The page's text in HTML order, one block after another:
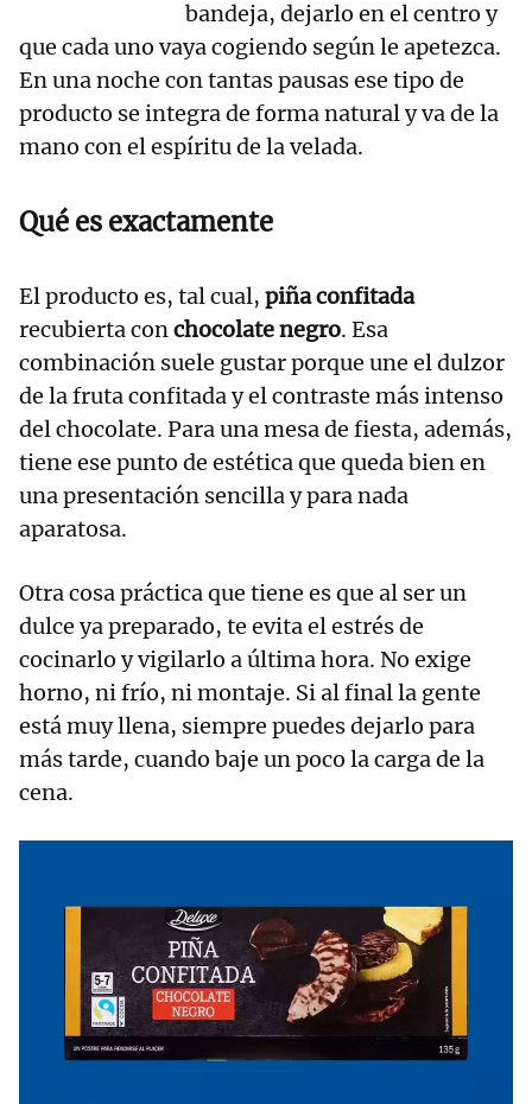
bandeja, dejarlo en el centro y
que cada uno vaya cogiendo según le apetezca.
En una noche con tantas pausas ese tipo de
producto se integra de forma natural y va de la
mano con el espíritu de la velada.
Qué es exactamente
El producto es, tal cual, piñaconfitada
recubierta conchocolate negro. Esa
combinación suele gustar porque une el dulzor
de la fruta confitada y el contraste más intenso
del chocolate. Para una mesa de fiesta, además,
tiene ese punto de estética que queda bien en
una presentación sencilla y para nada
aparatosa.
Otra cosa práctica que tiene es que al ser un
dulce ya preparado, te evita el estrés de
cocinarlo y vigilarlo a última hora. No exige
horno, ni frío, ni montaje. Si al final la gente
está muy llena, siempre puedes dejarlo para
más tarde, cuando baje un poco la carga de la
cena.